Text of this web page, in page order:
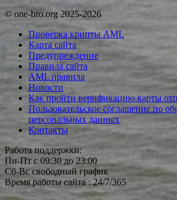
© one-bro.org 2025-2026
Проверка крипты AML
Карта сайта
Предупреждение
Правила сайта
AML правила
Новости
Как пройти верификацию карты
Пользовательское соглашение по
персональных данных
Контакты
Работа поддержки:
Пн-Пт с 09:30 до 23:00
Сб-Вс свободный график
Время работы сайта : 24/7/365